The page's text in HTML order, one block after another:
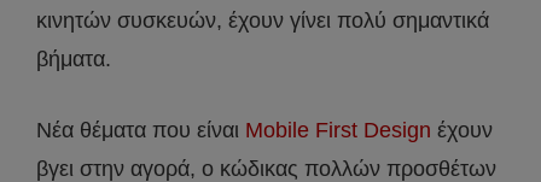
κινητών συσκευών, έχουν γίνει πολύ σημαντικά
βήματα.
Νέα θέματα που είναι Mobile First Design έχουν
βγει στην αγορά, ο κώδικας πολλών προσθέτων